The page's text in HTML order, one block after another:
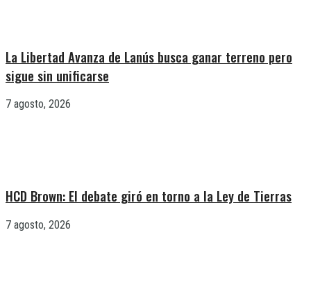
La Libertad Avanza de Lanús busca ganar terreno pero
sigue sin unificarse
7 agosto, 2026
HCD Brown: El debate giró en torno a la Ley de Tierras
7 agosto, 2026